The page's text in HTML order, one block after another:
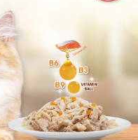
：
監護人之同意方可使用
之損失，本公司不負相關責
帳號之用戶狀況，依本公司即
之情形，本公司將視審查結果
冊。若發現惡意使用之情形，
用額度並採取法律行動。